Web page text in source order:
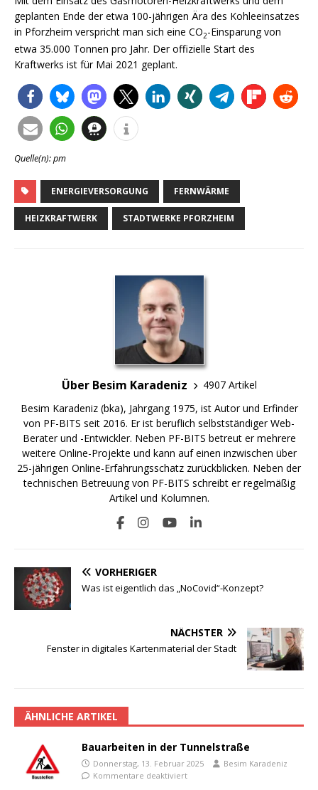
geplanten Ende der etwa 100-jährigen Ära des Kohleeinsatzes
in Pforzheim verspricht man sich eine CO2-Einsparung von
etwa 35.000 Tonnen pro Jahr. Der offizielle Start des
Kraftwerks ist für Mai 2021 geplant.
Quelle(n): pm
ENERGIEVERSORGUNG FERNWÄRME
HEIZKRAFTWERK STADTWERKE PFORZHEIM
Über Besim Karadeniz
4907 Artikel
Besim Karadeniz (bka), Jahrgang 1975, ist Autor und Erfinder
von PF-BITS seit 2016. Er ist beruflich selbstständiger Web-
Berater und -Entwickler. Neben PF-BITS betreut er mehrere
weitere Online-Projekte und kann auf einen inzwischen über
25-jährigen Online-Erfahrungsschatz zurückblicken. Neben der
technischen Betreuung von PF-BITS schreibt er regelmäßig
Artikel und Kolumnen.
VORHERIGER
Was ist eigentlich das „NoCovid“-Konzept?
NÄCHSTER
Fenster in digitales Kartenmaterial der Stadt
ÄHNLICHE ARTIKEL
Bauarbeiten in der Tunnelstraße
Donnerstag, 13. Februar 2025
Besim Karadeniz
Kommentare deaktiviert